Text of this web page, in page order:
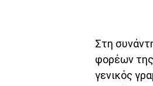
Στη
φορέων
γενικός